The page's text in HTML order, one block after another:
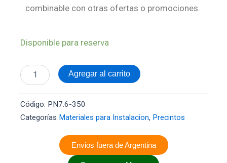
combinable con otras ofertas o promociones.
Disponible para reserva
Precintos
350mm
x100u
Agregar al carrito
Código: PN7.6-350
Categorías Materiales para Instalacion, Precintos
Envios fuera de Argentina